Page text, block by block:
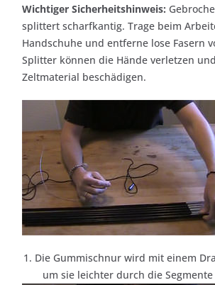
Wichtiger Sicherheitshinweis:
splittert scharfkantig. Trage beim
Handschuhe und entferne lose Fasern
Splitter können die Hände verletzen
Zeltmaterial beschädigen.
1. Die Gummischnur wird mit einem
um sie leichter durch die